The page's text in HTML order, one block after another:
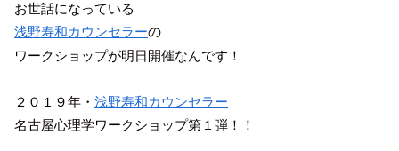
お世話になっている
浅野寿和カウンセラーの
ワークショップが明日開催なんです！
２０１９年・ 浅野寿和カウンセラー
名古屋心理学ワークショップ第１弾！！